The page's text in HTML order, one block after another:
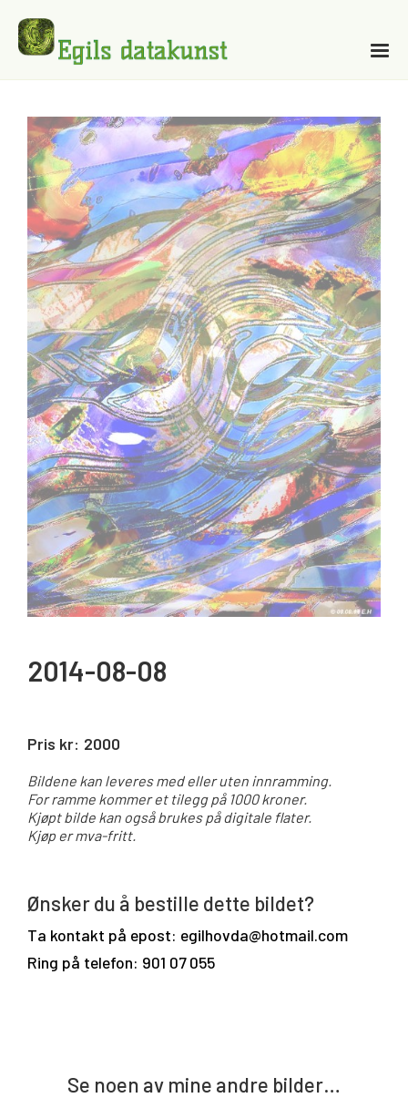
2014-08-08
Pris kr: 2000
Bildene kan leveres med eller uten innramming.
For ramme kommer et tilegg på 1000 kroner.
Kjøpt bilde kan også brukes på digitale flater.
Kjøp er mva-fritt.
Ønsker du å bestille dette bildet?
Ta kontakt på epost: egilhovda@hotmail.com
Ring på telefon: 901 07 055
Se noen av mine andre bilder…